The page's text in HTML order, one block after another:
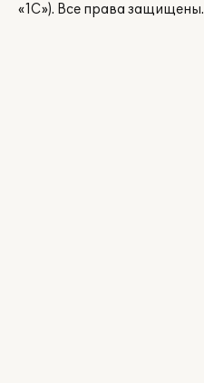
«1С»). Все права защищены.